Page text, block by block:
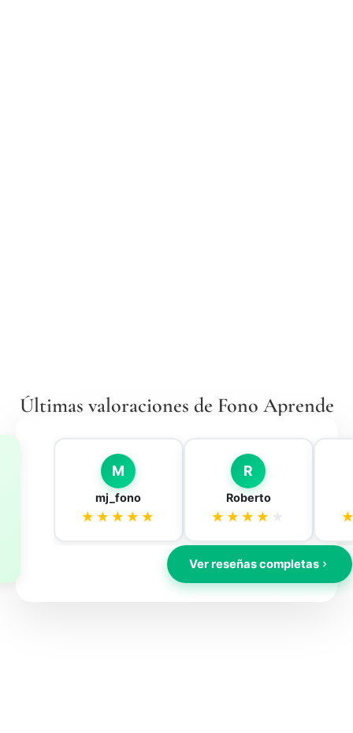
Últimas valoraciones de Fono Aprende